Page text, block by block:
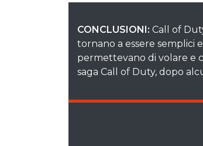
CONCLUSIONI: Call of
tornano a essere semplici
permettevano di volare e
saga Call of Duty, dopo